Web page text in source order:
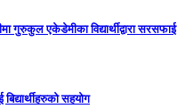
गुरुकुल एकेडेमीका विद्यार्थीद्वारा सरसफाई
सहयोग